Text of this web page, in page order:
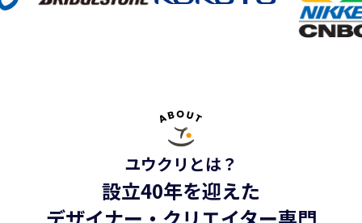
ユウクリとは？
設立40年を迎えた